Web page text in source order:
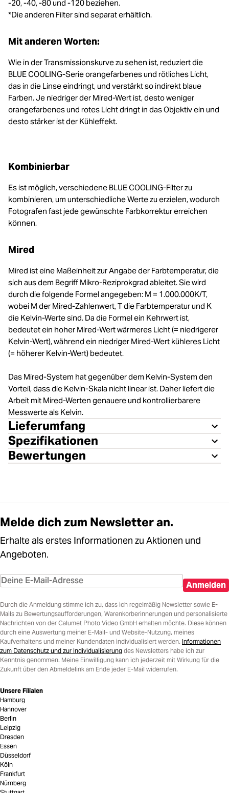
-20, -40, -80 und -120 beziehen.
*Die anderen Filter sind separat erhältlich.
Mit anderen Worten:
Wie in der Transmissionskurve zu sehen ist, reduziert die
BLUE COOLING-Serie orangefarbenes und rötliches Licht,
das in die Linse eindringt, und verstärkt so indirekt blaue
Farben. Je niedriger der Mired-Wert ist, desto weniger
orangefarbenes und rotes Licht dringt in das Objektiv ein und
desto stärker ist der Kühleffekt.
Kombinierbar
Es ist möglich, verschiedene BLUE COOLING-Filter zu
kombinieren, um unterschiedliche Werte zu erzielen, wodurch
Fotografen fast jede gewünschte Farbkorrektur erreichen
können.
Mired
Mired ist eine Maßeinheit zur Angabe der Farbtemperatur, die
sich aus dem Begriff Mikro-Reziprokgrad ableitet. Sie wird
durch die folgende Formel angegeben: M = 1.000.000K/T,
wobei M der Mired-Zahlenwert, T die Farbtemperatur und K
die Kelvin-Werte sind. Da die Formel ein Kehrwert ist,
bedeutet ein hoher Mired-Wert wärmeres Licht (= niedrigerer
Kelvin-Wert), während ein niedriger Mired-Wert kühleres Licht
(= höherer Kelvin-Wert) bedeutet.
Das Mired-System hat gegenüber dem Kelvin-System den
Vorteil, dass die Kelvin-Skala nicht linear ist. Daher liefert die
Arbeit mit Mired-Werten genauere und kontrollierbarere
Messwerte als Kelvin.
Lieferumfang
Spezifikationen
Bewertungen
Melde dich zum Newsletter an.
Erhalte als erstes Informationen zu Aktionen und
Angeboten.
Anmelden
Durch die Anmeldung stimme ich zu, dass ich regelmäßig Newsletter sowie E-
Mails zu Bewertungsaufforderungen, Warenkorberinnerungen und personalisierte
Nachrichten von der Calumet Photo Video GmbH erhalten möchte. Diese können
durch eine Auswertung meiner E-Mail- und Website-Nutzung, meines
Kaufverhaltens und meiner Kundendaten individualisiert werden. Informationen
zum Datenschutz und zur Individualisierung des Newsletters habe ich zur
Kenntnis genommen. Meine Einwilligung kann ich jederzeit mit Wirkung für die
Zukunft über den Abmeldelink am Ende jeder E-Mail widerrufen.
Unsere Filialen
Hamburg
Hannover
Berlin
Leipzig
Dresden
Essen
Düsseldorf
Köln
Frankfurt
Nürnberg